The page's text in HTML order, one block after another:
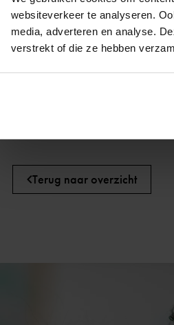
websiteverkeer te analyseren.
media, adverteren en analyse.
verstrekt of die ze hebben
Bovendien geldt vanaf 2022
gemeenten sinds 2020 verplicht
De verwachting is dat deze
Terug naar overzicht